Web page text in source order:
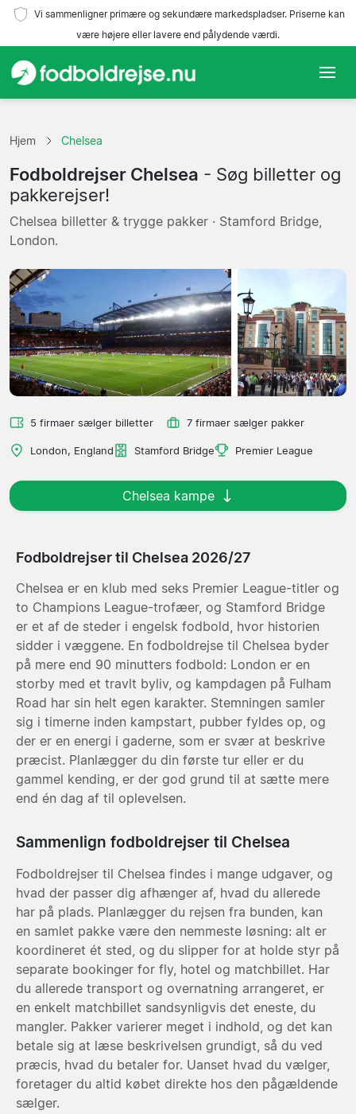
Vi sammenligner primære og sekundære markedspladser. Priserne kan
være højere eller lavere end pålydende værdi.
Hold
Ligaer
Rejsebureauer
Hjem Chelsea
Fodboldrejser Chelsea - Søg billetter og
pakkerejser!
Chelsea billetter & trygge pakker · Stamford Bridge,
London.
5 firmaer sælger billetter 7 firmaer sælger pakker
London, England Stamford Bridge Premier League
Chelsea kampe
Fodboldrejser til Chelsea 2026/27
Chelsea er en klub med seks Premier League-titler og
to Champions League-trofæer, og Stamford Bridge
er et af de steder i engelsk fodbold, hvor historien
sidder i væggene. En fodboldrejse til Chelsea byder
på mere end 90 minutters fodbold: London er en
storby med et travlt byliv, og kampdagen på Fulham
Road har sin helt egen karakter. Stemningen samler
sig i timerne inden kampstart, pubber fyldes op, og
der er en energi i gaderne, som er svær at beskrive
præcist. Planlægger du din første tur eller er du
gammel kending, er der god grund til at sætte mere
end én dag af til oplevelsen.
Sammenlign fodboldrejser til Chelsea
Fodboldrejser til Chelsea findes i mange udgaver, og
hvad der passer dig afhænger af, hvad du allerede
har på plads. Planlægger du rejsen fra bunden, kan
en samlet pakke være den nemmeste løsning: alt er
koordineret ét sted, og du slipper for at holde styr på
separate bookinger for fly, hotel og matchbillet. Har
du allerede transport og overnatning arrangeret, er
en enkelt matchbillet sandsynligvis det eneste, du
mangler. Pakker varierer meget i indhold, og det kan
betale sig at læse beskrivelsen grundigt, så du ved
præcis, hvad du betaler for. Uanset hvad du vælger,
foretager du altid købet direkte hos den pågældende
sælger.